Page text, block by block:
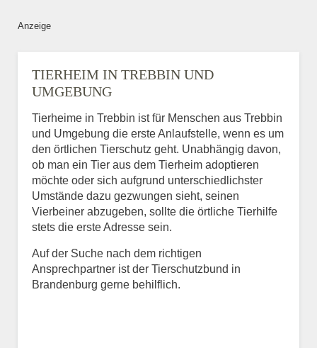
Anzeige
TIERHEIM IN TREBBIN UND
UMGEBUNG
Tierheime in Trebbin ist für Menschen aus Trebbin
und Umgebung die erste Anlaufstelle, wenn es um
den örtlichen Tierschutz geht. Unabhängig davon,
ob man ein Tier aus dem Tierheim adoptieren
möchte oder sich aufgrund unterschiedlichster
Umstände dazu gezwungen sieht, seinen
Vierbeiner abzugeben, sollte die örtliche Tierhilfe
stets die erste Adresse sein.
Auf der Suche nach dem richtigen
Ansprechpartner ist der Tierschutzbund in
Brandenburg gerne behilflich.